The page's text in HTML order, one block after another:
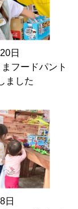
日
フードパント
ました
日